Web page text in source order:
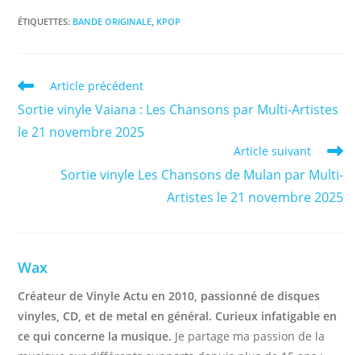
ÉTIQUETTES: BANDE ORIGINALE, KPOP
Read
articles
Article précédent
Sortie vinyle Vaiana : Les Chansons par Multi-Artistes
le 21 novembre 2025
Article suivant
Sortie vinyle Les Chansons de Mulan par Multi-
Artistes le 21 novembre 2025
Wax
Créateur de Vinyle Actu en 2010, passionné de disques
vinyles, CD, et de metal en général. Curieux infatigable en
ce qui concerne la musique. Je partage ma passion de la